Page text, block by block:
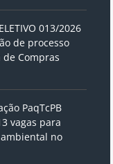
013/2026
de processo
Compras
PaqTcPB
vagas para
no